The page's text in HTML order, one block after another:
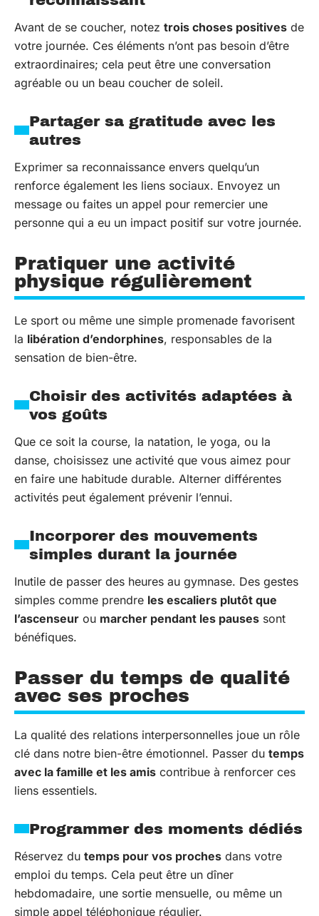
Avant de se coucher, notez trois choses positives de
votre journée. Ces éléments n’ont pas besoin d’être
extraordinaires; cela peut être une conversation
agréable ou un beau coucher de soleil.
Partager sa gratitude avec les
autres
Exprimer sa reconnaissance envers quelqu’un
renforce également les liens sociaux. Envoyez un
message ou faites un appel pour remercier une
personne qui a eu un impact positif sur votre journée.
Pratiquer une activité
physique régulièrement
Le sport ou même une simple promenade favorisent
la libération d’endorphines, responsables de la
sensation de bien-être.
Choisir des activités adaptées à
vos goûts
Que ce soit la course, la natation, le yoga, ou la
danse, choisissez une activité que vous aimez pour
en faire une habitude durable. Alterner différentes
activités peut également prévenir l’ennui.
Incorporer des mouvements
simples durant la journée
Inutile de passer des heures au gymnase. Des gestes
simples comme prendre les escaliers plutôt que
l’ascenseur ou marcher pendant les pauses sont
bénéfiques.
Passer du temps de qualité
avec ses proches
La qualité des relations interpersonnelles joue un rôle
clé dans notre bien-être émotionnel. Passer du temps
avec la famille et les amis contribue à renforcer ces
liens essentiels.
Programmer des moments dédiés
Réservez du temps pour vos proches dans votre
emploi du temps. Cela peut être un dîner
hebdomadaire, une sortie mensuelle, ou même un
simple appel téléphonique régulier.